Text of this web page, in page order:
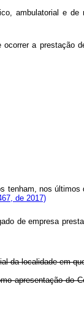
ambulatorial e
a prestação
nos
de 2017)
de empresa
da localidade em
apresentação do